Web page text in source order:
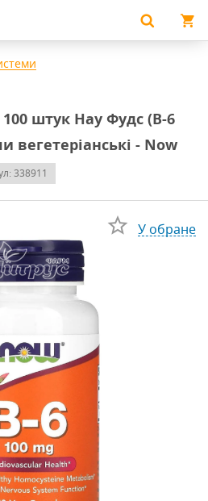
100 штук Нау Фудс (B-6
вегетеріанські - Now
338911
У обране